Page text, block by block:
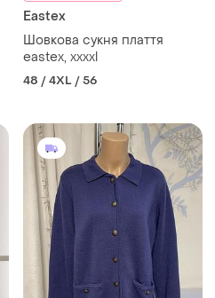
Eastex
Шовкова сукня плаття
eastex, xxxxl
48 / 4XL / 56